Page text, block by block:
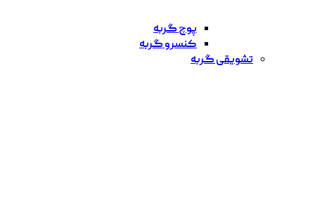
پوچ گربه
کنسرو گربه
تشویقی گربه